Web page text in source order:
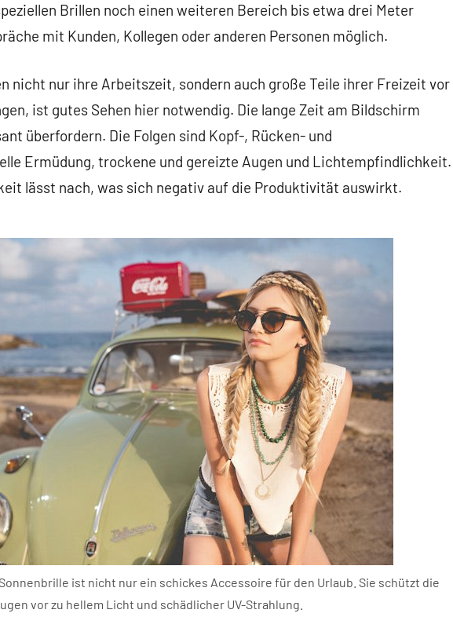
Brillen noch einen weiteren Bereich bis etwa drei Meter
mit Kunden, Kollegen oder anderen Personen möglich.
nicht nur ihre Arbeitszeit, sondern auch große Teile ihrer Freizeit vor
ist gutes Sehen hier notwendig. Die lange Zeit am Bildschirm
überfordern. Die Folgen sind Kopf-, Rücken- und
Ermüdung, trockene und gereizte Augen und Lichtempfindlichkeit.
lässt nach, was sich negativ auf die Produktivität auswirkt.
ist nicht nur ein schickes Accessoire für den Urlaub. Sie schützt die
vor zu hellem Licht und schädlicher UV-Strahlung.